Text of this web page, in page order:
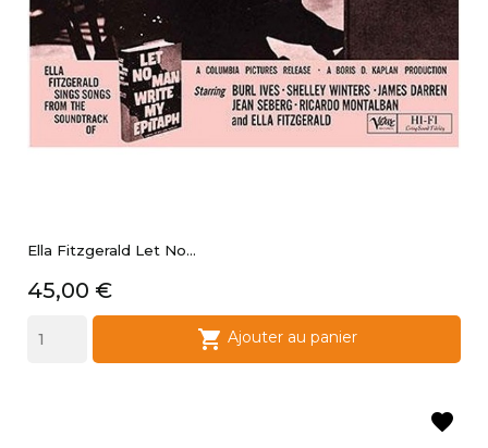
Ella Fitzgerald Let No...
Prix
45,00 €
 Ajouter au panier
favorite